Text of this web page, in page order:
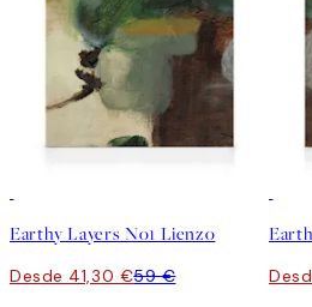
Earthy Layers No1 Lienzo
Desde 41,30 €59 €